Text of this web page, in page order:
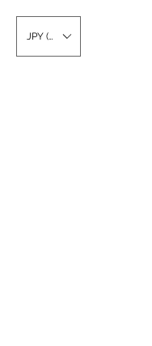
JPY (¥)